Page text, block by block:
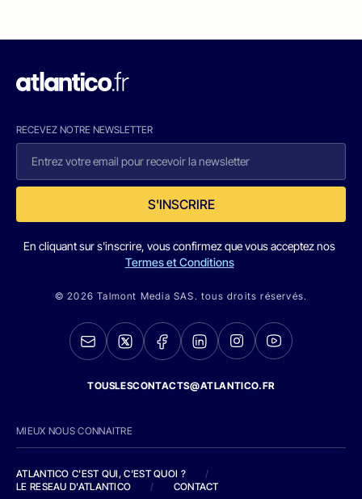
RECEVEZ NOTRE NEWSLETTER
S'INSCRIRE
En cliquant sur s'inscrire, vous confirmez que vous acceptez nos
Termes et Conditions
© 2026 Talmont Media SAS. tous droits réservés.
TOUSLESCONTACTS@ATLANTICO.FR
MIEUX NOUS CONNAITRE
ATLANTICO C'EST QUI, C'EST QUOI ?
/
LE RESEAU D'ATLANTICO
/ CONTACT